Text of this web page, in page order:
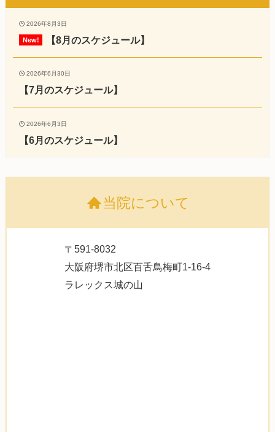
2026年8月3日
【8月のスケジュール】
2026年6月30日
【7月のスケジュール】
2026年6月3日
【6月のスケジュール】
当院について
〒591-8032
大阪府堺市北区百舌鳥梅町1-16-4
ラレックス城の山